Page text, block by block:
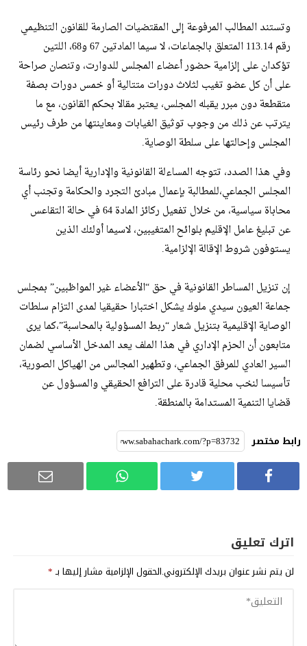
​وتستند المطالب المرفوعة إلى المقتضيات الصارمة للقانون التنظيمي
رقم 113.14 المتعلق بالجماعات، لا سيما المادتين 67 و68، اللتين
تؤكدان على إلزامية حضور أعضاء المجلس للدوارت، وتنصان صراحة
على أن كل عضو تغيب لثلاث دورات متتالية أو خمس دورات بصفة
متقطعة دون مبرر يقبله المجلس، يعتبر مقالا بحكم القانون، مع ما
يترتب عن ذلك من وجوب توثيق الغيابات ومعاينتها من طرف رئيس
المجلس وإحالتها على سلطة الوصاية.
​وفي هذا الصدد، تتوجه المساءلة القانونية والإدارية أيضا نحو رئاسة
المجلس الجماعي،للمطالبة بإعمال مبادئ التجرد والحكامة وتجنب أي
محاباة سياسية، من خلال تفعيل ركائز المادة 64 في حالة التقاعس
عن تبليغ عامل الإقليم بلوائح المتغيبين، لاسيما أولئك الذين
يستوفون شروط الإقالة الإلزامية.
إن تنزيل المساطر القانونية في حق “الأعضاء غير المواظبين” بمجلس
جماعة العيون سيدي ملوك يشكل اختبارا حقيقيا لمدى التزام سلطات
الوصاية الإقليمية بتنزيل شعار “ربط المسؤولية بالمحاسبة”،كما يرى
متابعون أن الحزم الإداري في هذا الملف يعد المدخل الأساسي لضمان
السير العادي للمرفق الجماعي، وتطهير المجالس من الهياكل الصورية،
تأسيسا لنخب محلية قادرة على الترافع الحقيقي والمسؤول عن
قضايا التنمية المستدامة بالمنطقة.
رابط مختصر
اترك تعليق
لن يتم نشر عنوان بريدك الإلكتروني.الحقول الإلزامية مشار إليها بـ*